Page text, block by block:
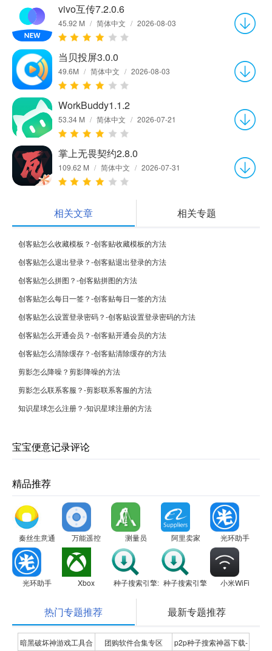
vivo互传7.2.0.6
45.92 M / 简体中文 / 2026-08-03
当贝投屏3.0.0
49.6M / 简体中文 / 2026-08-03
WorkBuddy1.1.2
53.34 M / 简体中文 / 2026-07-21
掌上无畏契约2.8.0
109.62 M / 简体中文 / 2026-07-31
相关文章 相关专题
创客贴怎么收藏模板？-创客贴收藏模板的方法
创客贴怎么退出登录？-创客贴退出登录的方法
创客贴怎么拼图？-创客贴拼图的方法
创客贴怎么每日一签？-创客贴每日一签的方法
创客贴怎么设置登录密码？-创客贴设置登录密码的方法
创客贴怎么开通会员？-创客贴开通会员的方法
创客贴怎么清除缓存？-创客贴清除缓存的方法
剪影怎么降噪？剪影降噪的方法
剪影怎么联系客服？-剪影联系客服的方法
知识星球怎么注册？-知识星球注册的方法
宝宝便意记录评论
精品推荐
秦丝生意通 万能遥控 测量员 阿里卖家 光环助手
光环助手 Xbox 种子搜索引擎:Torrent Search Engine
种子搜索引擎:Torrent Search
小米WiFi
热门专题推荐 最新专题推荐
暗黑破坏神游戏工具合 团购软件合集专区 p2p种子搜索神器下载-